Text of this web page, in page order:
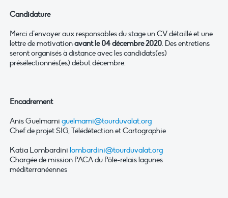
Candidature
Merci d’envoyer aux responsables du stage un CV détaillé et une
lettre de motivationavant le 04 décembre 2020. Des entretiens
seront organisés à distance avec les candidats(es)
présélectionnés(es) début décembre.
Encadrement
Anis Guelmami guelmami@tourduvalat.org
Chef de projet SIG, Télédétection et Cartographie
Katia Lombardini lombardini@tourduvalat.org
Chargée de mission PACA du Pôle-relais lagunes
méditerranéennes